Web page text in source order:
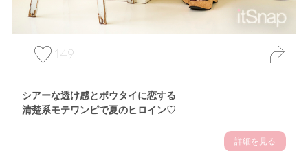
149
シアーな透け感とボウタイに恋する
清楚系モテワンピで夏のヒロイン♡
詳細を見る